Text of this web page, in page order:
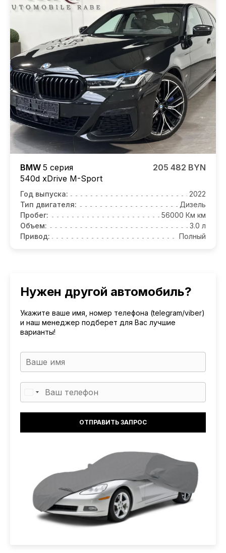
BMW 5 серия
540d xDrive M-Sport
205 482 BYN
Год выпуска:
2022
Тип двигателя:
Дизель
Пробег:
56000 Км км
Объем:
3.0 л
Привод:
Полный
Нужен другой автомобиль?
Укажите ваше имя, номер телефона (telegram/viber)
и наш менеджер подберет для Вас лучшие
варианты!